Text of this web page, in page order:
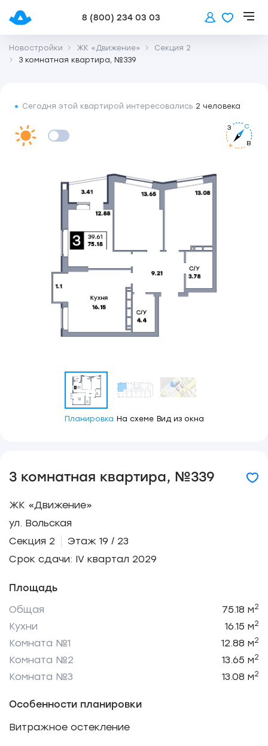
8 (800) 234 03 03
Новостройки ЖК «Движение»
Секция 2
3 комнатная квартира, №339
Сегодня этой квартирой интересовались 2 человека
С
В
З
Планировка На схеме Вид из окна
3 комнатная квартира, №339
ЖК «Движение»
ул. Вольская
Секция 2
Этаж 19 / 23
Срок сдачи: IV квартал 2029
Площадь
Общая
75.18 м2
Кухни 16.15 м2
Комната №1 12.88 м2
Комната №2 13.65 м2
Комната №3 13.08 м2
Особенности планировки
Витражное остекление